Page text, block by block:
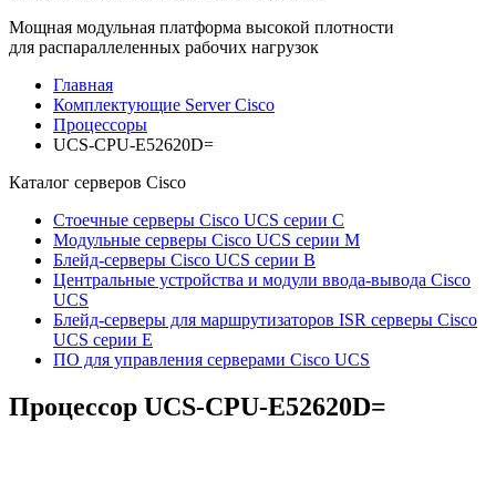
Мощная модульная платформа высокой плотности
для распараллеленных рабочих нагрузок
Главная
Комплектующие Server Cisco
Процессоры
UCS-CPU-E52620D=
Каталог серверов Cisco
Стоечные серверы Cisco UCS серии C
Модульные серверы Cisco UCS серии M
Блейд-серверы Cisco UCS серии B
Центральные устройства и модули ввода-вывода Cisco
UCS
Блейд-серверы для маршрутизаторов ISR серверы Cisco
UCS серии E
ПО для управления серверами Cisco UCS
Процессор UCS-CPU-E52620D=